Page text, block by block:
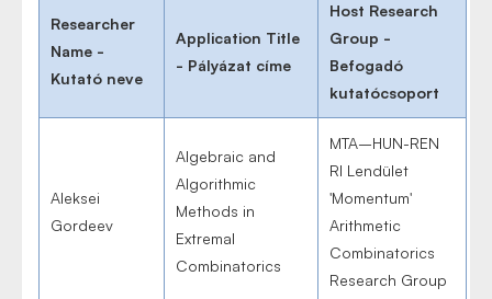
Researcher
Name -
Kutató neve
Application Title
- Pályázat címe
Host Research
Group -
Befogadó
kutatócsoport
Aleksei
Gordeev
Algebraic and
Algorithmic
Methods in
Extremal
Combinatorics
MTA–HUN-REN
RI Lendület
'Momentum'
Arithmetic
Combinatorics
Research Group